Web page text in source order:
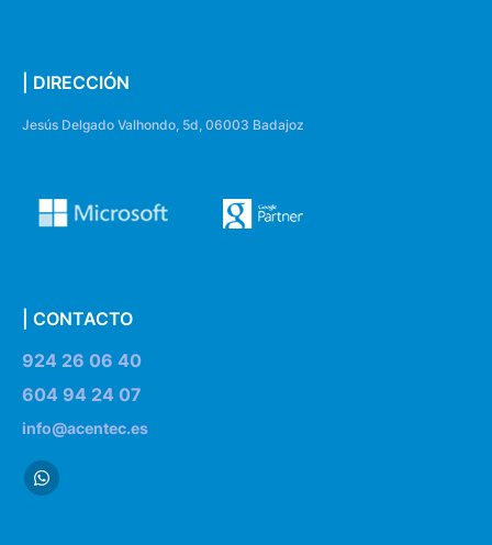
| DIRECCIÓN
Jesús Delgado Valhondo, 5d, 06003 Badajoz
| CONTACTO
924 26 06 40
604 94 24 07
info@acentec.es